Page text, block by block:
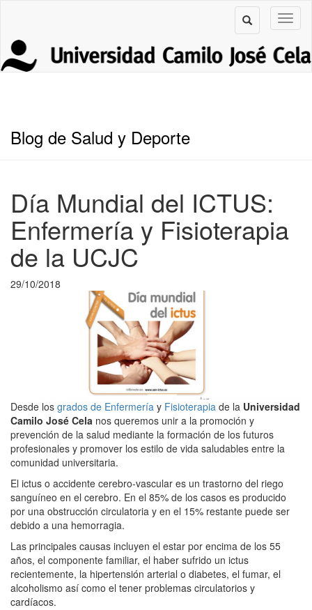
Blog de Salud y Deporte
Día Mundial del ICTUS:
Enfermería y Fisioterapia
de la UCJC
29/10/2018
Desde los grados de Enfermería y Fisioterapia de la Universidad
Camilo José Cela nos queremos unir a la promoción y
prevención de la salud mediante la formación de los futuros
profesionales y promover los estilo de vida saludables entre la
comunidad universitaria.
El ictus o accidente cerebro-vascular es un trastorno del riego
sanguíneo en el cerebro. En el 85% de los casos es producido
por una obstrucción circulatoria y en el 15% restante puede ser
debido a una hemorragia.
Las principales causas incluyen el estar por encima de los 55
años, el componente familiar, el haber sufrido un ictus
recientemente, la hipertensión arterial o diabetes, el fumar, el
alcoholismo así como el tener problemas circulatorios y
cardíacos.